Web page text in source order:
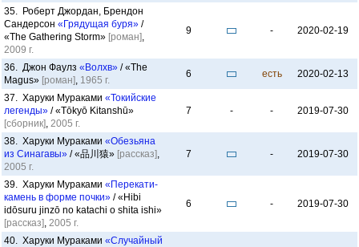
35. Роберт Джордан, Брендон
Сандерсон «Грядущая буря» /
«The Gathering Storm» [роман],
2009 г.
9 - 2020-02-19
36. Джон Фаулз «Волхв» / «The
Magus» [роман], 1965 г.
6 есть 2020-02-13
37. Харуки Мураками «Токийские
легенды» / «Tōkyō Kitanshū»
[сборник], 2005 г.
7 - - 2019-07-30
38. Харуки Мураками «Обезьяна
из Синагавы» / «品川猿» [рассказ],
2005 г.
7 - 2019-07-30
39. Харуки Мураками «Перекати-
камень в форме почки» / «Hibi
idōsuru jinzō no katachi o shita ishi»
[рассказ], 2005 г.
6 - 2019-07-30
40. Харуки Мураками «Случайный